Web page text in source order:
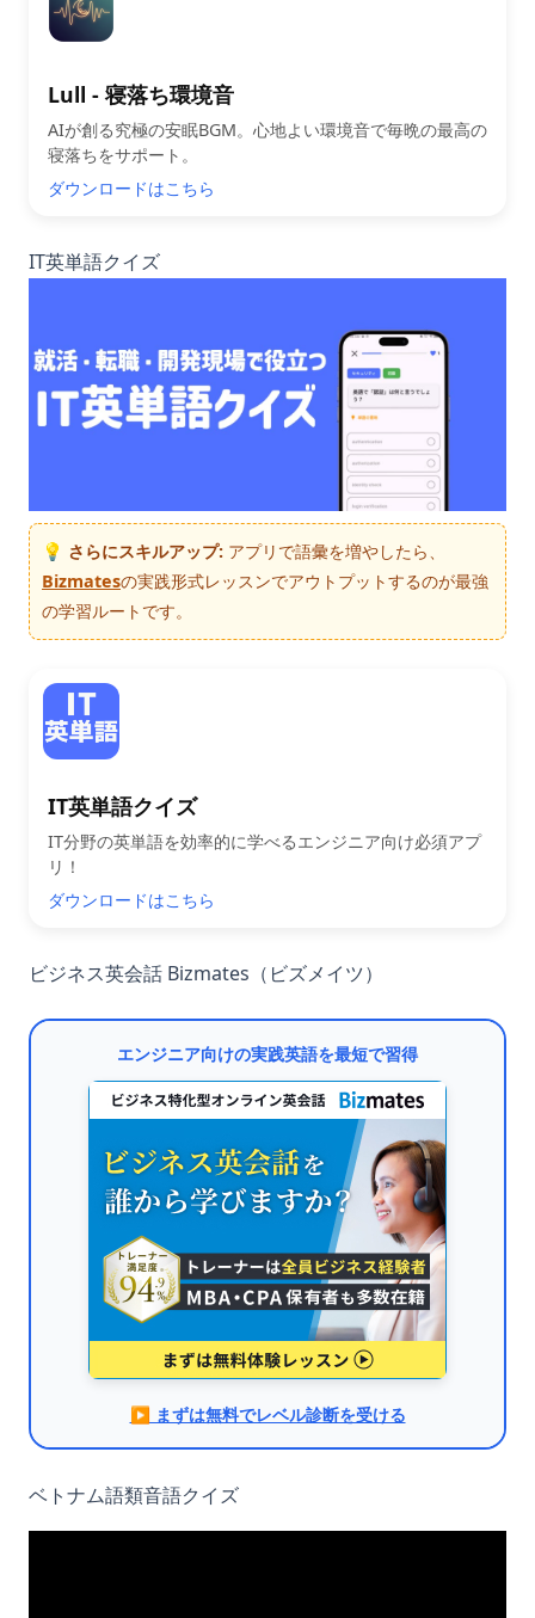
Lull - 寝落ち環境音
AIが創る究極の安眠BGM。心地よい環境音で毎晩の最高の
寝落ちをサポート。
ダウンロードはこちら
IT英単語クイズ
💡 さらにスキルアップ: アプリで語彙を増やしたら、
Bizmatesの実践形式レッスンでアウトプットするのが最強
の学習ルートです。
IT英単語クイズ
IT分野の英単語を効率的に学べるエンジニア向け必須アプ
リ！
ダウンロードはこちら
ビジネス英会話 Bizmates（ビズメイツ）
エンジニア向けの実践英語を最短で習得
▶︎ まずは無料でレベル診断を受ける
ベトナム語類音語クイズ